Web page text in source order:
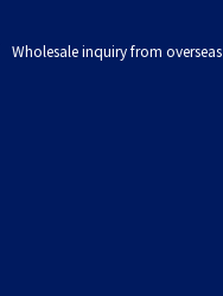
Wholesale inquiry from overseas